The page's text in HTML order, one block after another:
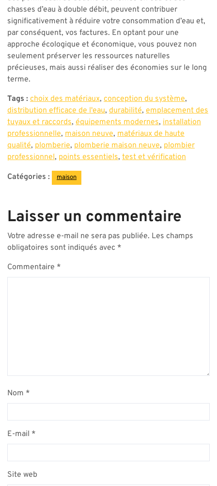
chasses d’eau à double débit, peuvent contribuer
significativement à réduire votre consommation d’eau et,
par conséquent, vos factures. En optant pour une
approche écologique et économique, vous pouvez non
seulement préserver les ressources naturelles
précieuses, mais aussi réaliser des économies sur le long
terme.
Tags : choix des matériaux, conception du système,
distribution efficace de l'eau, durabilité, emplacement des
tuyaux et raccords, équipements modernes, installation
professionnelle, maison neuve, matériaux de haute
qualité, plomberie, plomberie maison neuve, plombier
professionnel, points essentiels, test et vérification
Catégories : maison
Laisser un commentaire
Votre adresse e-mail ne sera pas publiée. Les champs
obligatoires sont indiqués avec *
Commentaire *
Nom *
E-mail *
Site web